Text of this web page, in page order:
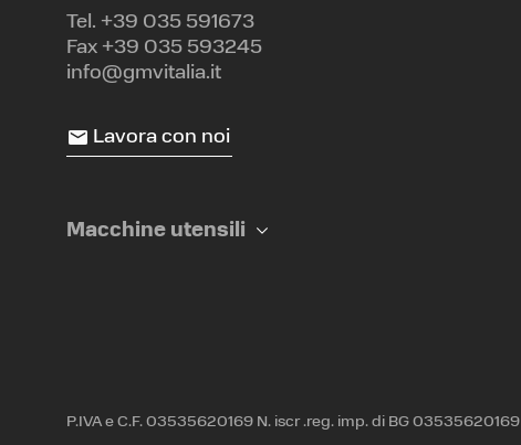
Tel. +39 035 591673
Fax +39 035 593245
info@gmvitalia.it
Lavora con noi
Macchine utensili
P.IVA e C.F. 03535620169 N. iscr .reg. imp. di BG 03535620169